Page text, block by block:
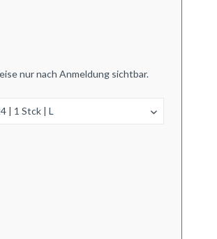
nur nach Anmeldung sichtbar.